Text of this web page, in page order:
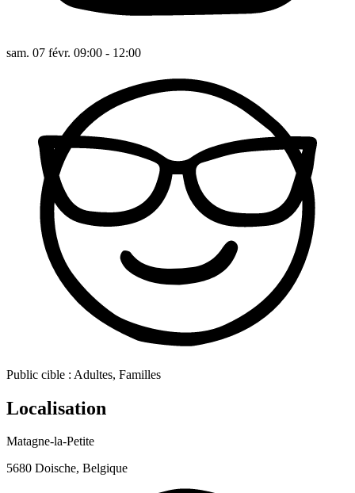
sam. 07 févr. 09:00 - 12:00
Public cible : Adultes, Familles
Localisation
Matagne-la-Petite
5680 Doische, Belgique